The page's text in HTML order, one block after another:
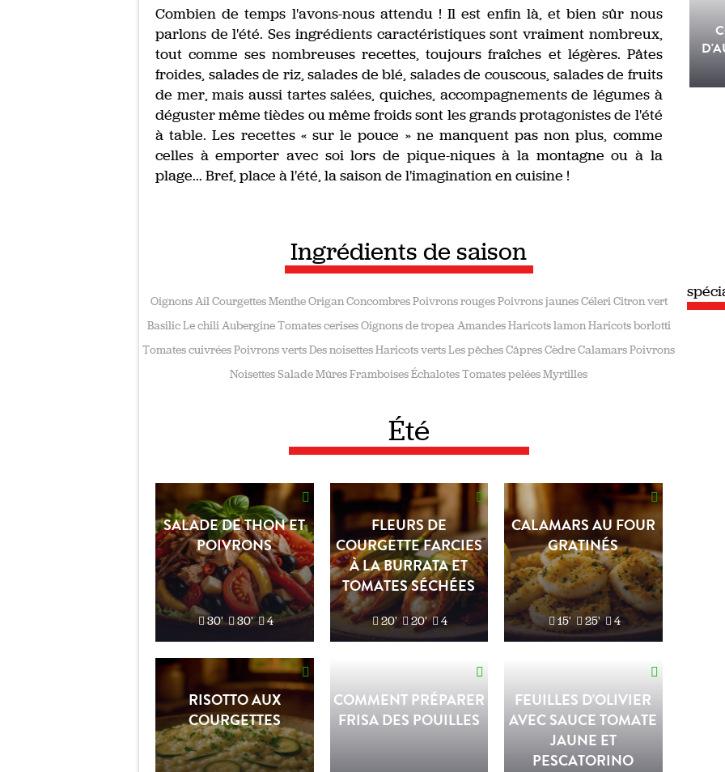
Combien de temps l'avons-nous attendu ! Il est enfin là, et bien sûr nous
parlons de l'été. Ses ingrédients caractéristiques sont vraiment nombreux,
tout comme ses nombreuses recettes, toujours fraîches et légères. Pâtes
froides, salades de riz, salades de blé, salades de couscous, salades de fruits
de mer, mais aussi tartes salées, quiches, accompagnements de légumes à
déguster même tièdes ou même froids sont les grands protagonistes de l'été
à table. Les recettes « sur le pouce » ne manquent pas non plus, comme
celles à emporter avec soi lors de pique-niques à la montagne ou à la
plage... Bref, place à l'été, la saison de l'imagination en cuisine !
Ingrédients de saison
OignonsAilCourgettesMentheOriganConcombresPoivrons rougesPoivrons jaunesCéleriCitron vert
BasilicLe chiliAubergineTomates cerisesOignons de tropeaAmandesHaricots lamonHaricots borlotti
Tomates cuivréesPoivrons vertsDes noisettesHaricots vertsLes pêchesCâpresCèdreCalamarsPoivrons
NoisettesSaladeMûresFramboisesÉchalotesTomates peléesMyrtilles
Été
SALADE DE THON ET
POIVRONS
30' 30' 4
FLEURS DE
COURGETTE FARCIES
À LA BURRATA ET
TOMATES SÉCHÉES
20' 20' 4
CALAMARS AU FOUR
GRATINÉS
15' 25' 4
RISOTTO AUX
COURGETTES
COMMENT PRÉPARER
FRISA DES POUILLES
FEUILLES D'OLIVIER
AVEC SAUCE TOMATE
JAUNE ET
PESCATORINO